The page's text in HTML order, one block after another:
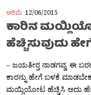
ಅರಿಮೆ 12/06/2015
ಕಾರಿನ
ಹೆಚ್ಚಿಸುವುದು
– ಜಯತೀರ‍್ತ ನಾಡಗವ್ಡ. ಈ
ಕಾರನ್ನು ಹೇಗೆ ಬಳಕೆ
ಮಯ್ಲಿಯೋಟ ಹೆಚ್ಚಿಸಿ ಅದು